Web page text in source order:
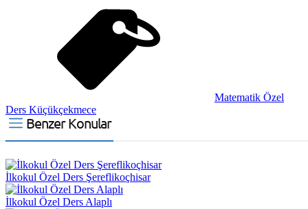
Matematik Özel
Ders Küçükçekmece
Benzer Konular
İlkokul Özel Ders Şereflikoçhisar
İlkokul Özel Ders Alaplı